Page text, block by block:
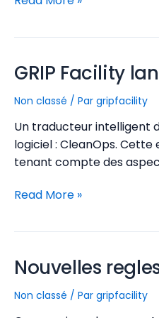
est-
important ?
du
DKS
GRIP Facility
Non classé / Par gripfacility
Un traducteur intelligent
logiciel : CleanOps.
tenant compte des
GRIP
lance
Read More »
Nouvelles
Non classé / Par gripfacility